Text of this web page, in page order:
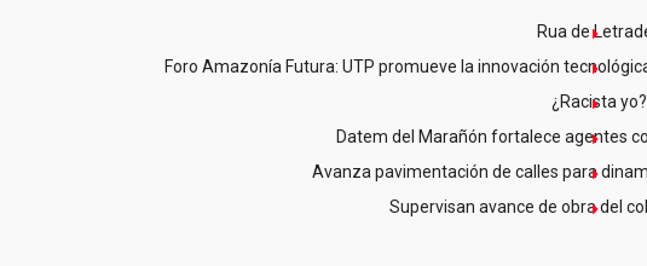
Rua de
Foro Amazonía Futura: UTP promueve la innovación
¿Racista yo?
Datem del Marañón fortalece agentes
Avanza pavimentación de calles para
Supervisan avance de obra del